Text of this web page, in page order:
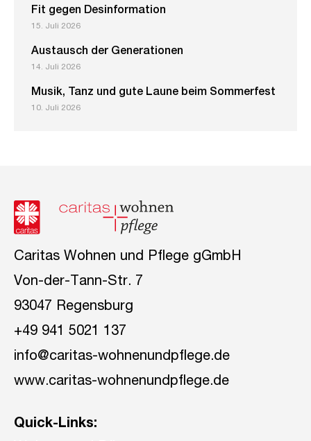
Fit gegen Desinformation
15. Juli 2026
Austausch der Generationen
14. Juli 2026
Musik, Tanz und gute Laune beim Sommerfest
10. Juli 2026
Caritas Wohnen und Pflege gGmbH
Von-der-Tann-Str. 7
93047 Regensburg
+49 941 5021 137
info@caritas-wohnenundpflege.de
www.caritas-wohnenundpflege.de
Quick-Links: